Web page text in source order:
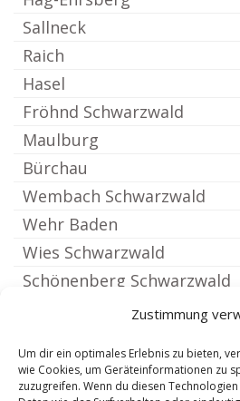
Zustimmung
Um dir ein optimales Erlebnis zu bieten,
wie Cookies, um Geräteinformationen zu
zuzugreifen. Wenn du diesen
Sallneck
Raich
Hasel
Fröhnd Schwarzwald
Maulburg
Bürchau
Wembach Schwarzwald
Wehr Baden
Wies Schwarzwald
Schönenberg Schwarzwald
Schönau im Schwarzwald
Böllen
Tunau Schwarzwald